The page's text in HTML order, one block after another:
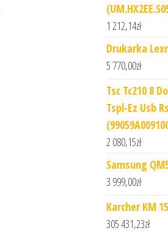
1 212,14zł
Drukarka
5 770,00zł
Tsc Tc210 8
Tspl-Ez Usb
2 080,15zł
Samsung
3 999,00zł
Karcher KM
305 431,23zł